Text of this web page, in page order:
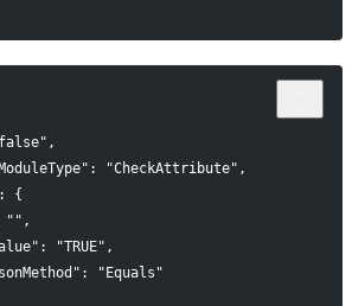
"CheckAttribute",
{
"",
"TRUE",
"Equals"